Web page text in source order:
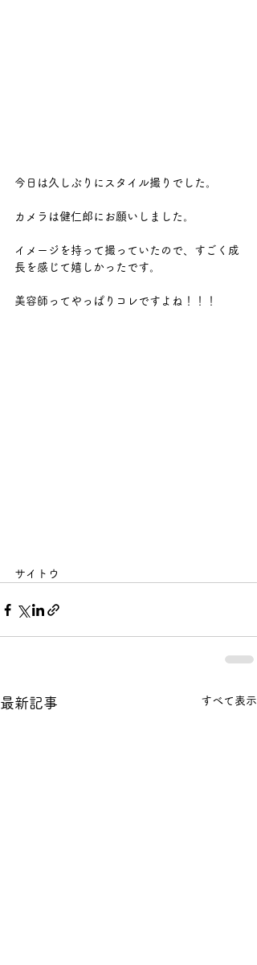
今日は久しぶりにスタイル撮りでした。
カメラは健仁郎にお願いしました。
イメージを持って撮っていたので、すごく成
長を感じて嬉しかったです。
美容師ってやっぱりコレですよね！！！
サイトウ
最新記事 すべて表示